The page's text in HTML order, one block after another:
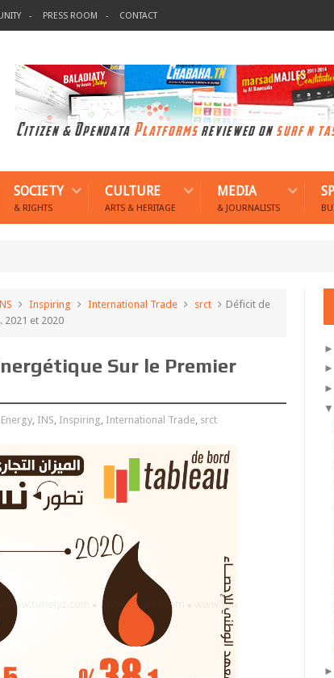
PRESS ROOM CONTACT
SOCIETY
& RIGHTS
CULTURE
ARTS & HERITAGE
MEDIA
& JOURNALISTS
Inspiring International Trade srct
Déficit de
2021 et 2020
Sur le Premier
Energy, INS, Inspiring, International Trade, srct
►
►
►
▼
►